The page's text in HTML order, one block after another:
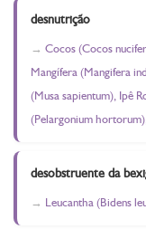
desnutrição
Cocos (Cocos
Mangífera (Mangifera
(Musa sapientum), Ipê
(Pelargonium
desobstruente da
Leucantha (Bidens